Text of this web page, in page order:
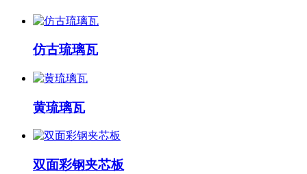
仿古琉璃瓦
黄琉璃瓦
双面彩钢夹芯板